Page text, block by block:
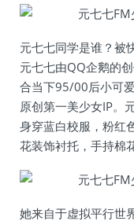
元七七同学是谁？被
元七七由QQ企鹅的
合当下95/00后小可
原创第一美少女IP。
身穿蓝白校服，粉红
花装饰衬托，手持棉
她来自于虚拟平行世